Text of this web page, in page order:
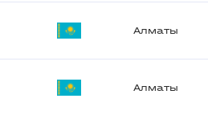
Алматы
Алматы